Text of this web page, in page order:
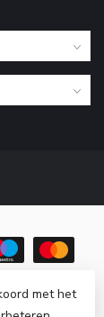
met het